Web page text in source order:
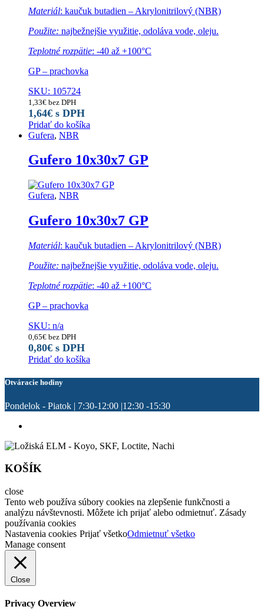
Materiál: kaučuk butadien – Akrylonitrilový (NBR)
Použite: najbežnejšie využitie, odoláva vode, oleju.
Teplotné rozpätie: -40 až +100°C
GP – prachovka
SKU: 105724
1,33€ bez DPH
1,64€ s DPH
Pridať do košíka
Gufera, NBR
Gufero 10x30x7 GP
Gufera, NBR
Gufero 10x30x7 GP
Materiál: kaučuk butadien – Akrylonitrilový (NBR)
Použite: najbežnejšie využitie, odoláva vode, oleju.
Teplotné rozpätie: -40 až +100°C
GP – prachovka
SKU: n/a
0,65€ bez DPH
0,80€ s DPH
Pridať do košíka
Otváracie hodiny
Pondelok - Piatok | 7:30-12:00 |12:30 -15:30
KOŠÍK
close
Tento web používa súbory cookies na zlepšenie funkčnosti a
analýzu návštevnosti. Môžete ich prijať alebo odmietnuť. Zásady
používania cookies
Nastavenia cookies Prijať všetkoOdmietnuť všetko
Manage consent
Close
Privacy Overview